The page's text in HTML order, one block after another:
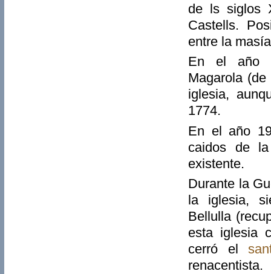
de ls siglos
Castells.
entre la
En el año
Magarola
iglesia,
1774.
En el año
caidos de
existente.
Durante la
la iglesia,
Bellulla
esta iglesia
cerró el
renacentista.